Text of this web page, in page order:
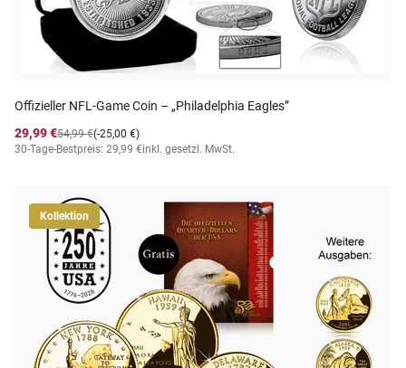
Offizieller NFL-Game Coin – „Philadelphia Eagles”
29,99 €
(-25,00 €)
54,99 €
30-Tage-Bestpreis: 29,99 €inkl. gesetzl. MwSt.
Kollektion